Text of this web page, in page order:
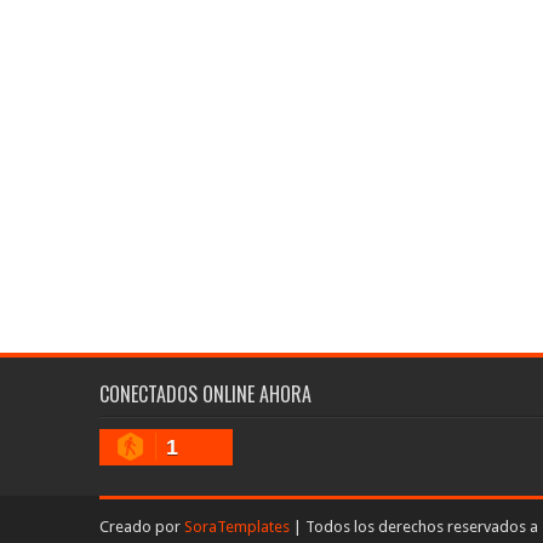
CONECTADOS ONLINE AHORA
1
Creado por SoraTemplates | Todos los derechos reservados a